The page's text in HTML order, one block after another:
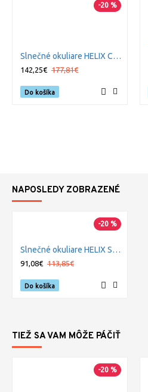
-20 %
Slnečné okuliare HELIX Captivate Polarized - Bronze Mirror - Copper/Gloss Black Fade To Clear Crystal
142,25€ 177,81€
Do košíka
NAPOSLEDY ZOBRAZENÉ
-20 %
Slnečné okuliare HELIX Smoke Grey/Matte Black
91,08€ 113,85€
Do košíka
TIEŽ SA VAM MÔŽE PÁČIŤ
-20 %